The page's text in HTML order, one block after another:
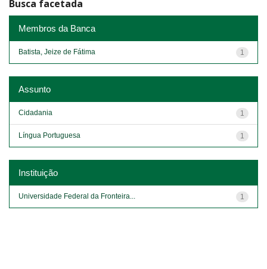
Busca facetada
Membros da Banca
1
Batista, Jeize de Fátima
Assunto
1
Cidadania
1
Língua Portuguesa
Instituição
1
Universidade Federal da Fronteira...